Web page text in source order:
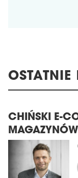
OSTATNIE
CHIŃSKI E-